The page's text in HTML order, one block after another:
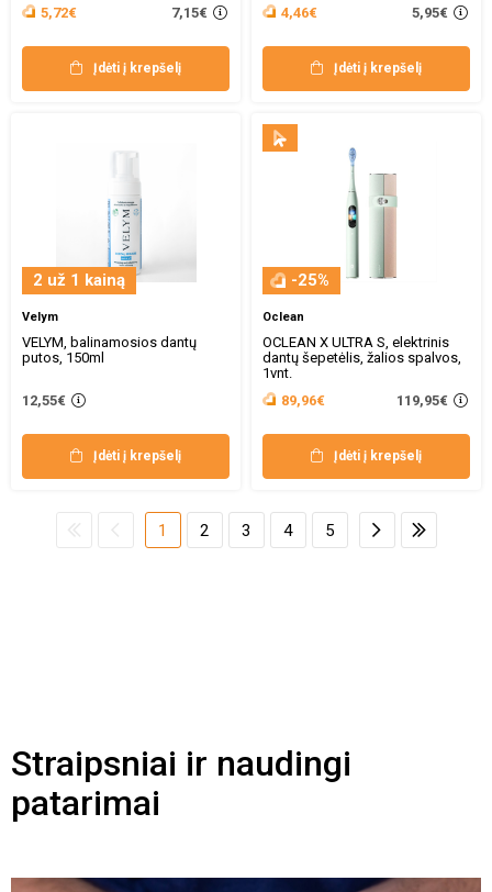
5,72€
7,15€
Įdėti į krepšelį
4,46€ 5,95€
Įdėti į krepšelį
2 už 1 kainą
Velym
VELYM, balinamosios dantų
putos, 150ml
12,55€
Įdėti į krepšelį
-25%
Oclean
OCLEAN X ULTRA S, elektrinis
dantų šepetėlis, žalios spalvos,
1vnt.
89,96€
119,95€
Įdėti į krepšelį
1 2 3 4 5
Straipsniai ir naudingi
patarimai